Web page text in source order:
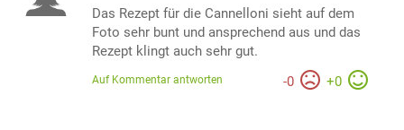
Das Rezept für die Cannelloni sieht auf dem
Foto sehr bunt und ansprechend aus und das
Rezept klingt auch sehr gut.
-0 +0
Auf Kommentar antworten